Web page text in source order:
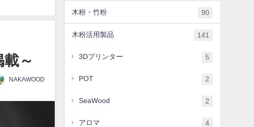
～
NAKAWOOD
木粉・竹粉 90
木粉活用製品 141
3Dプリンター 5
POT 2
SeaWood 2
アロマ 4